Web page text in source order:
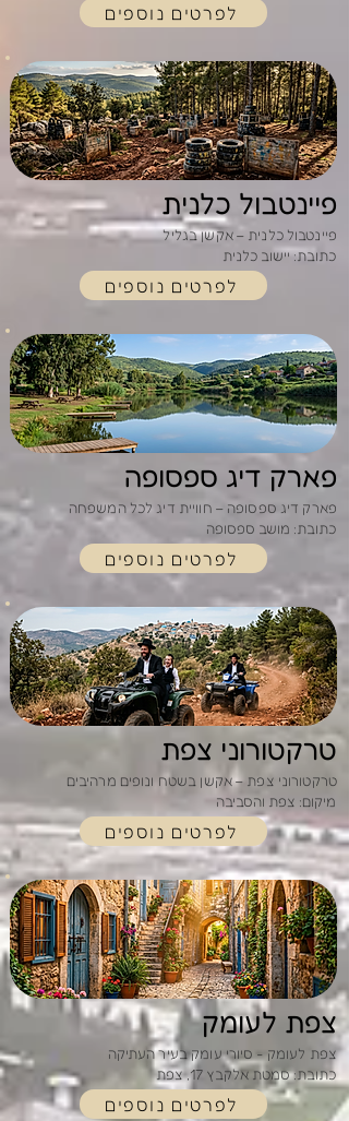
לפרטים נוספים
פיינטבול כלנית
פיינטבול כלנית – אקשן בגליל
כתובת: יישוב כלנית
לפרטים נוספים
פארק דיג ספסופה
פארק דיג ספסופה – חוויית דיג לכל המשפחה
כתובת: מושב ספסופה
לפרטים נוספים
טרקטורוני צפת
טרקטורוני צפת – אקשן בשטח ונופים מרהיבים
מיקום: צפת והסביבה
לפרטים נוספים
צפת לעומק
צפת לעומק - סיורי עומק בעיר העתיקה
כתובת: סמטת אלקבץ 17, צפת
לפרטים נוספים